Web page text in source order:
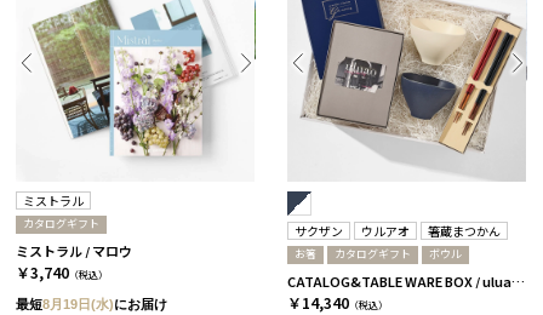
ミストラル
カタログギフト
ミストラル / マロウ
￥3,740 （税込）
最短8月19日(水)にお届け
サクザン ウルアオ 箸蔵まつかん
お箸 カタログギフト ボウル
CATALOG&TABLE WARE BOX / uluao / ネイビー&ホワイト / 全5種 フロレンツィア
￥14,340 （税込）